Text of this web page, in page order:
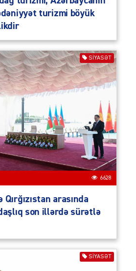
turizmi böyük
SIYASƏT
6628
arasında
son illərdə sürətlə
SIYASƏT